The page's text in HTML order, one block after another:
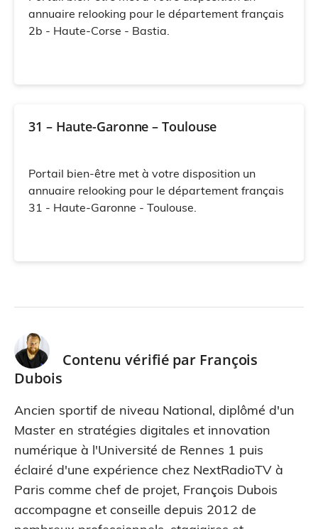
annuaire relooking pour le département français
2b - Haute-Corse - Bastia.
31 – Haute-Garonne – Toulouse
Portail bien-être met à votre disposition un
annuaire relooking pour le département français
31 - Haute-Garonne - Toulouse.
Contenu vérifié par François
Dubois
Ancien sportif de niveau National, diplômé d'un
Master en stratégies digitales et innovation
numérique à l'Université de Rennes 1 puis
éclairé d'une expérience chez NextRadioTV à
Paris comme chef de projet, François Dubois
accompagne et conseille depuis 2012 de